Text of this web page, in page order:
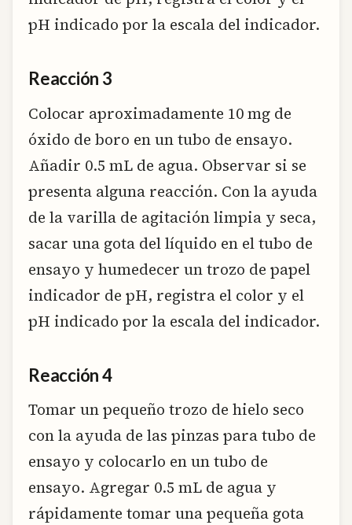
pH indicado por la escala del indicador.
Reacción 3
Colocar aproximadamente 10 mg de
óxido de boro en un tubo de ensayo.
Añadir 0.5 mL de agua. Observar si se
presenta alguna reacción. Con la ayuda
de la varilla de agitación limpia y seca,
sacar una gota del líquido en el tubo de
ensayo y humedecer un trozo de papel
indicador de pH, registra el color y el
pH indicado por la escala del indicador.
Reacción 4
Tomar un pequeño trozo de hielo seco
con la ayuda de las pinzas para tubo de
ensayo y colocarlo en un tubo de
ensayo. Agregar 0.5 mL de agua y
rápidamente tomar una pequeña gota